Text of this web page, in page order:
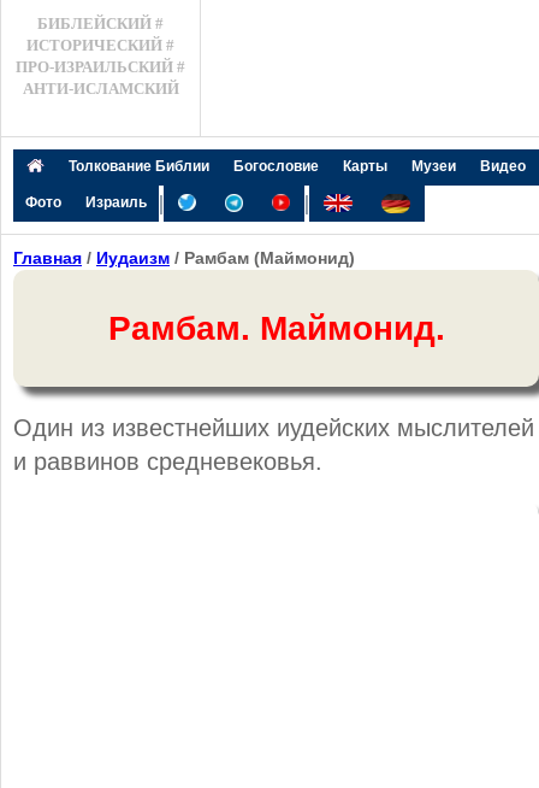
БИБЛЕЙСКИЙ #
ИСТОРИЧЕСКИЙ #
ПРО-ИЗРАИЛЬСКИЙ #
АНТИ-ИСЛАМСКИЙ
Толкование Библии Богословие Карты Музеи Видео
Фото Израиль | |
Главная / Иудаизм / Рамбам (Маймонид)
Рамбам. Маймонид.
Один из известнейших иудейских мыслителей
и раввинов средневековья.